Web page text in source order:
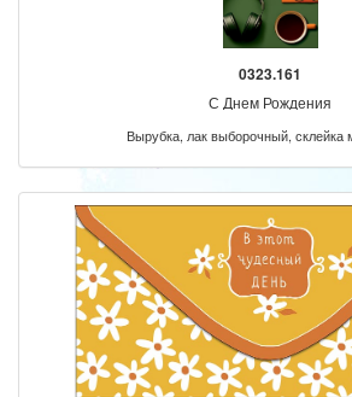
0323.161
С Днем Рождения
Вырубка, лак выборочный, склейка